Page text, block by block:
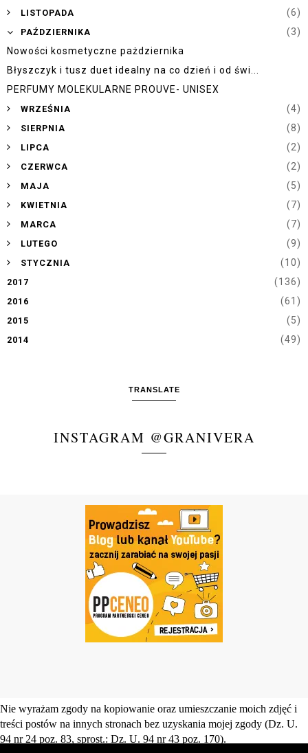
► LISTOPADA
(6)
▼ PAŹDZIERNIKA
(3)
Nowości kosmetyczne pażdziernika
Błyszczyk i tusz duet idealny na co dzień i od świ...
PERFUMY MOLEKULARNE PROUVE- UNISEX
► WRZEŚNIA
(4)
► SIERPNIA
(8)
► LIPCA
(2)
► CZERWCA
(2)
► MAJA
(5)
► KWIETNIA
(7)
► MARCA
(7)
► LUTEGO
(9)
► STYCZNIA (10)
2017 (136)
2016 (61)
2015 (5)
2014 (49)
TRANSLATE
INSTAGRAM @GRANIVERA
Nie wyrażam zgody na kopiowanie oraz umieszczanie moich zdjęć i
treści postów na innych stronach bez uzyskania mojej zgody (Dz. U.
94 nr 24 poz. 83, sprost.: Dz. U. 94 nr 43 poz. 170).